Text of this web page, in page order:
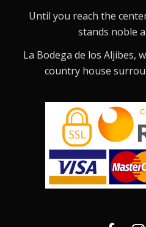
Until you reach the
stands noble
La Bodega de los Aljibes,
country house